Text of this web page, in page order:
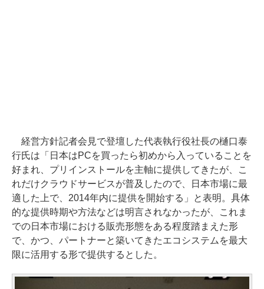
経営方針記者会見で登壇した代表執行役社長の樋口泰
行氏は「日本はPCを買ったら初めから入っていることを
好まれ、プリインストールを主軸に提供してきたが、こ
れだけクラウドサービスが普及したので、日本市場に最
適した上で、2014年内に提供を開始する」と表明。具体
的な提供時期や方法などは明言されなかったが、これま
での日本市場における販売形態をある程度踏まえた形
で、かつ、パートナーと築いてきたエコシステムを最大
限に活用する形で提供するとした。